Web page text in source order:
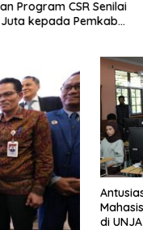
Program CSR Senilai
kepada Pemkab
di UNJA